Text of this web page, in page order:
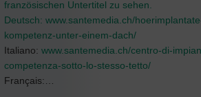
französischen Untertitel zu sehen.
Deutsch: www.santemedia.ch/
kompetenz-unter-einem-dach/
Italiano: www.santemedia.ch/centro-di-
competenza-sotto-lo-stesso-tetto/
Français:…